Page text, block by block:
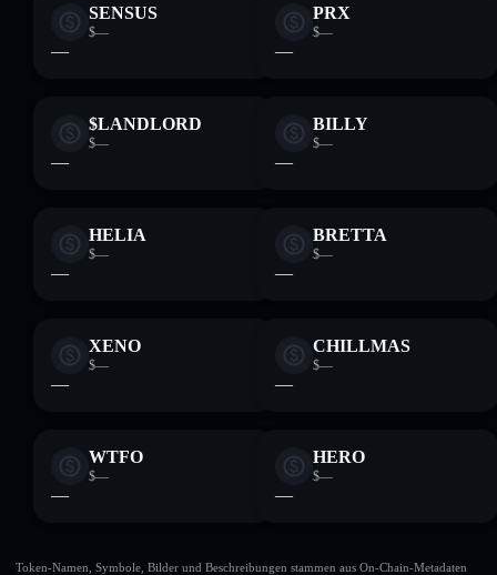
SENSUS
$—
—
PRX
$—
—
$LANDLORD
$—
—
BILLY
$—
—
HELIA
$—
—
BRETTA
$—
—
XENO
$—
—
CHILLMAS
$—
—
WTFO
$—
—
HERO
$—
—
Token-Namen, Symbole, Bilder und Beschreibungen stammen aus On-Chain-Metadaten